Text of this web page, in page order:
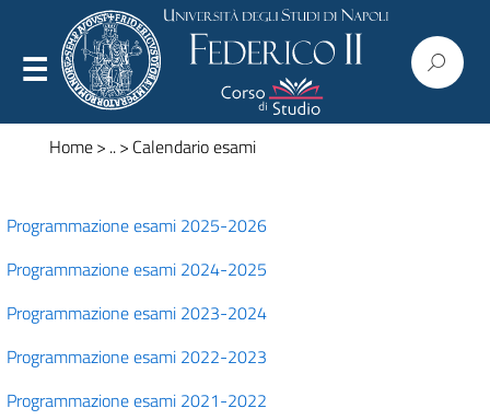
Organizzazione
Regolamenti
Commissioni
Consiglio
Home> ..> Calendario esami
Programmazione esami 2025-2026
Programmazione esami 2024-2025
Programmazione esami 2023-2024
Programmazione esami 2022-2023
Programmazione esami 2021-2022